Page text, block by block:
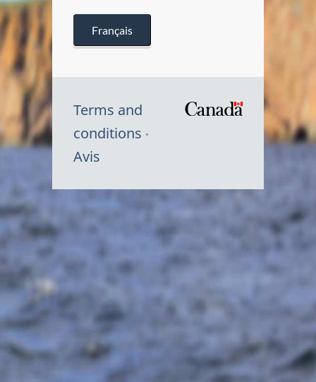
Français
Terms and
conditions
Avis
Symbole
Canada